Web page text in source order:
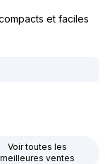
et faciles
Voir toutes les
meilleures ventes